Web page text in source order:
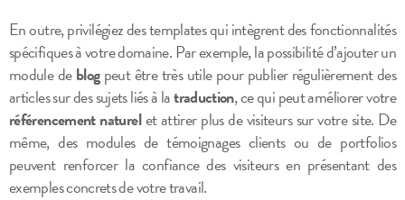
En outre, privilégiez des templates qui intègrent des fonctionnalités
spécifiques à votre domaine. Par exemple, la possibilité d’ajouter un
module deblogpeut être très utile pour publier régulièrement des
articles sur des sujets liés à latraduction, ce qui peut améliorer votre
référencement naturelet attirer plus de visiteurs sur votre site. De
même, des modules de témoignages clients ou de portfolios
peuvent renforcer la confiance des visiteurs en présentant des
exemples concrets de votre travail.